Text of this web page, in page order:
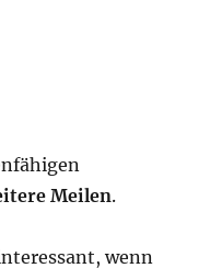
Meilen.
wenn